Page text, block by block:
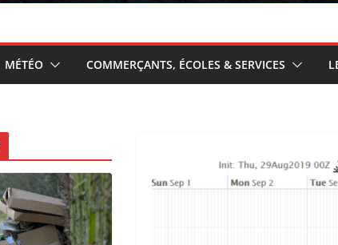
MÉTÉO COMMERÇANTS, ÉCOLES & SERVICES